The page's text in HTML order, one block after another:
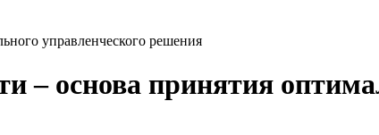
управленческого решения
– основа принятия